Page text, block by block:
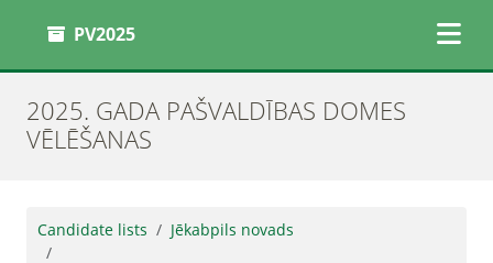
PV2025
2025. GADA PAŠVALDĪBAS DOMES
VĒLĒŠANAS
Candidate lists Jēkabpils novads